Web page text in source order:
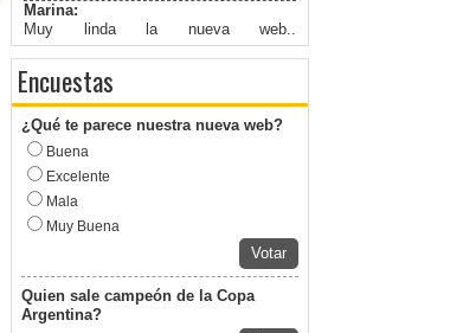
Marina:
Muy linda la nueva web..
Felicitaciones!
Encuestas
¿Qué te parece nuestra nueva web?
Buena
Excelente
Mala
Muy Buena
Votar
Quien sale campeón de la Copa
Argentina?